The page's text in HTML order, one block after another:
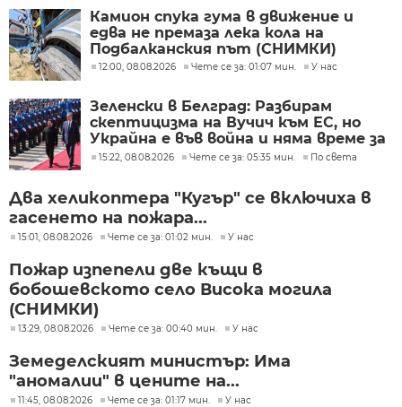
Камион спука гума в движение и
едва не премаза лека кола на
Подбалканския път (СНИМКИ)
12:00, 08.08.2026 Чете се за: 01:07 мин. У нас
Зеленски в Белград: Разбирам
скептицизма на Вучич към ЕС, но
Украйна е във война и няма време за
скептицизъм
15:22, 08.08.2026 Чете се за: 05:35 мин. По света
Два хеликоптера "Кугър" се включиха в
гасенето на пожара...
15:01, 08.08.2026 Чете се за: 01:02 мин. У нас
Пожар изпепели две къщи в
бобошевското село Висока могила
(СНИМКИ)
13:29, 08.08.2026 Чете се за: 00:40 мин. У нас
Земеделският министър: Има
"аномалии" в цените на...
11:45, 08.08.2026 Чете се за: 01:17 мин. У нас